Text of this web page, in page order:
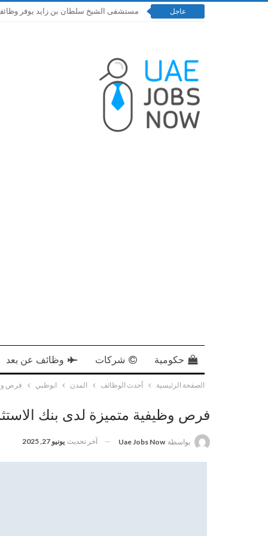
عاجل مستشفى الشيخ سلطان بن زايد يوفر وظائف إدارية
حكومية شركات وظائف عن بعد
الصفحة الرئيسية أحدث الوظائف المدن ابوظبي فرص
فرص وظيفية متميزة لدى بنك
بواسطة Uae Jobs Now آخر تحديث يونيو 27, 2025